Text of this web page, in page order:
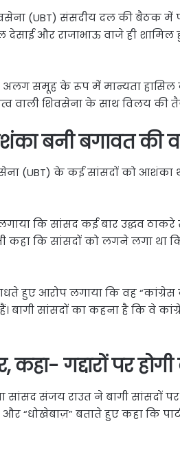
(UBT) संसदीय दल की बैठक में
और राजाभाऊ वाजे ही
अलग समूह के रूप में मान्यता
शिवसेना के साथ विलय की
बनी बगावत की
(UBT) के कई सांसदों को आशंका
कि सांसद कई बार उद्धव
कहा कि सांसदों को लगने लगा था
हुए आरोप लगाया कि वह
हैं। बागी सांसदों का कहना है कि वे
गद्दारों पर होगी
संजय राउत ने बागी सांसदों
और “धोखेबाज़” बताते हुए कहा कि